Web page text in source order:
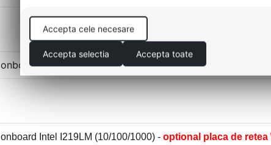
onboard ALC662 codec
onboard Intel I219LM (10/100/1000) - optional placa de retea
Accepta cele necesare
Accepta selectia Accepta toate